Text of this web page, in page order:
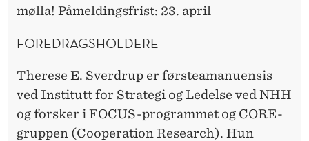
mølla! Påmeldingsfrist: 23. april
FOREDRAGSHOLDERE
Therese E. Sverdrup er førsteamanuensis
ved Institutt for Strategi og Ledelse ved NHH
og forsker i FOCUS-programmet og CORE-
gruppen (Cooperation Research). Hun